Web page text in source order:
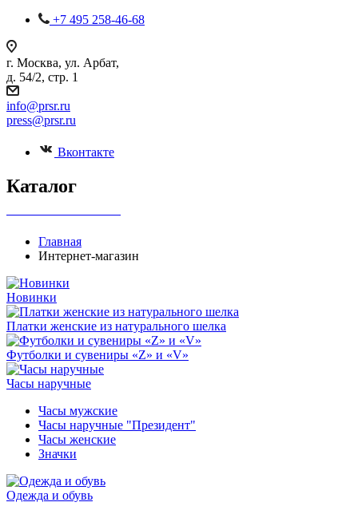
+7 495 258-46-68
г. Москва, ул. Арбат,
д. 54/2, стр. 1
info@prsr.ru
press@prsr.ru
Вконтакте
Каталог
Главная
Интернет-магазин
Новинки
Платки женские из натурального шелка
Футболки и сувениры «Z» и «V»
Часы наручные
Часы мужские
Часы наручные "Президент"
Часы женские
Значки
Одежда и обувь